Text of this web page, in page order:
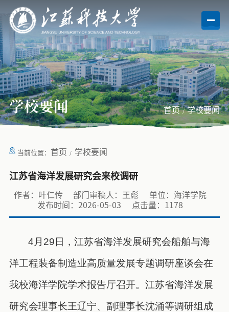
学校要闻 首页 学校要闻
当前位置： 首页 学校要闻
江苏省海洋发展研究会来校调研
作者：叶仁传 部门审稿人：王彪
单位：海洋学院
发布时间：2026-05-03
点击量： 1178
4月29日，江苏省海洋发展研究会船舶与海
洋工程装备制造业高质量发展专题调研座谈会在
我校海洋学院学术报告厅召开。江苏省海洋发展
研究会理事长王辽宁、副理事长沈涌等调研组成